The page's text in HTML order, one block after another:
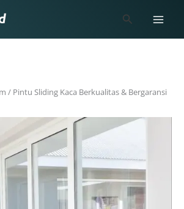
Search
/ Pintu Sliding Kaca Berkualitas & Bergaransi